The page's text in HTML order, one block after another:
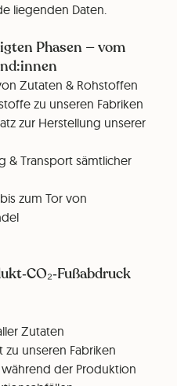
liegenden Daten.
Phasen — vom
Zutaten & Rohstoffen
zu unseren Fabriken
zur Herstellung unserer
& Transport sämtlicher
zum Tor von
Zutaten
unseren Fabriken
der Produktion